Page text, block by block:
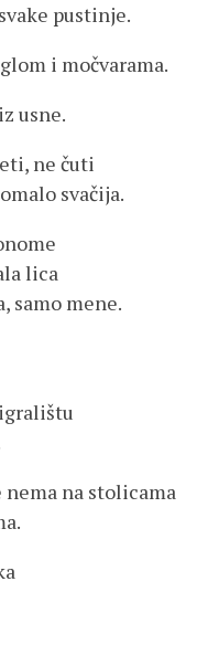
pustinje.
i močvarama.
usne.
ne čuti
svačija.
lica
samo mene.
na stolicama